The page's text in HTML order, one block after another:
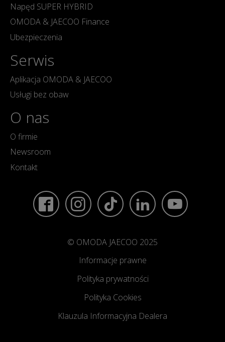
Napęd SUPER HYBRID
OMODA & JAECOO Finance
Ubezpieczenia
Serwis
Aplikacja OMODA & JAECOO
Usługi bez obaw
O nas
O firmie
Newsroom
Kontakt
© OMODA JAECOO 2025
Informacje prawne
Polityka prywatności
Polityka Cookies
Klauzula Informacyjna Dealera